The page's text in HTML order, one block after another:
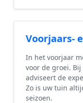
Voorjaars-
In het voorjaar
voor de groei.
adviseert de
Zo is uw tuin
seizoen.